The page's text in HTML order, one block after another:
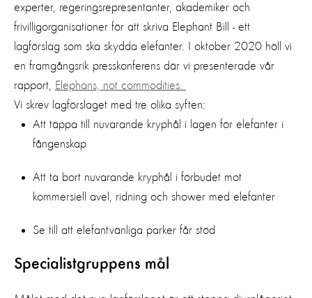
experter, regeringsrepresentanter, akademiker och
frivilligorganisationer för att skriva Elephant Bill - ett
lagförslag som ska skydda elefanter. I oktober 2020 höll vi
en framgångsrik presskonferens där vi presenterade vår
rapport,
Elephans, not commodities
Vi skrev lagförslaget med tre olika syften:
Att täppa till
nuvarande kryphål i lagen för elefanter i
fångenskap
Att ta bort nuvarande kryphål i förbudet mot
kommersiell avel, ridning och shower med elefanter
Se till att elefantvänliga parker får stöd
Specialistgruppens mål